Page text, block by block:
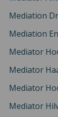
Mediation
Mediation
Mediator
Mediator
Mediator
Mediator